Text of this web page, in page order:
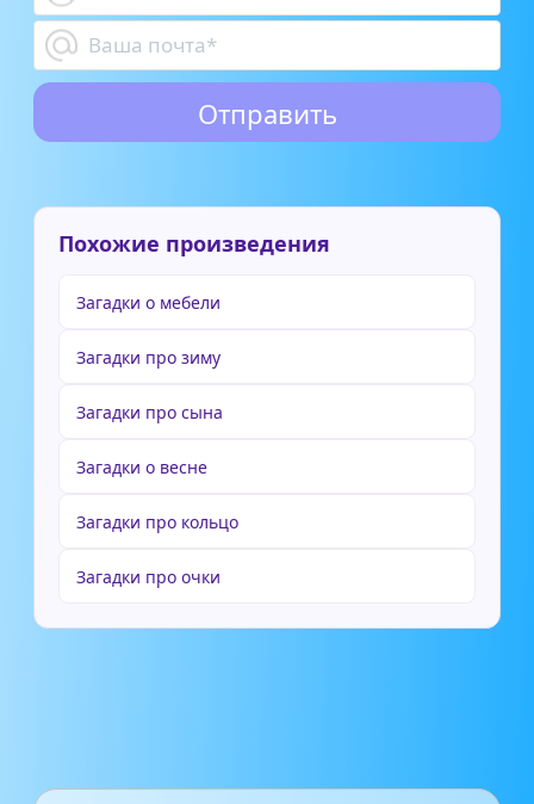
Похожие произведения
Загадки о мебели
Загадки про зиму
Загадки про сына
Загадки о весне
Загадки про кольцо
Загадки про очки